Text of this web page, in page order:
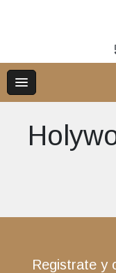
Registrate y